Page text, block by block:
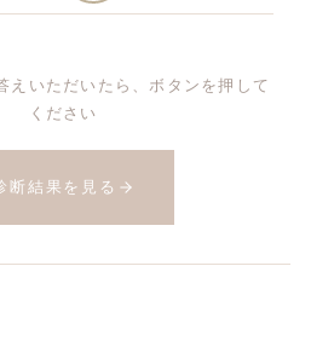
えいただいたら、ボタンを押して
ください
断結果を見る